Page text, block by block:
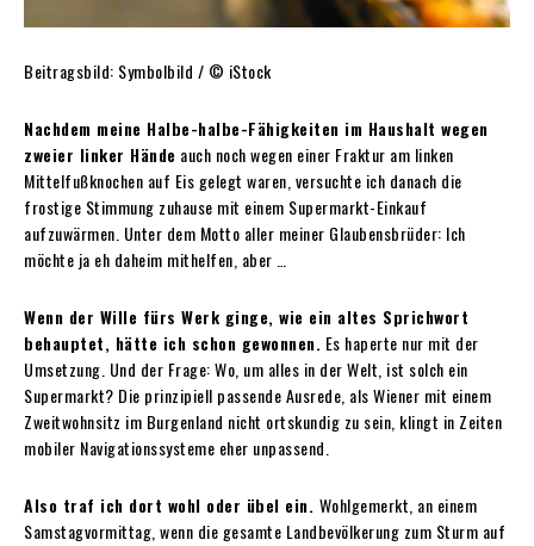
Beitragsbild: Symbolbild / © iStock
Nachdem meine Halbe-halbe-Fähigkeiten im Haushalt wegen
zweier linker Hände auch noch wegen einer Fraktur am linken
Mittelfußknochen auf Eis gelegt waren, versuchte ich danach die
frostige Stimmung zuhause mit einem Supermarkt-Einkauf
aufzuwärmen. Unter dem Motto aller meiner Glaubensbrüder: Ich
möchte ja eh daheim mithelfen, aber …
Wenn der Wille fürs Werk ginge, wie ein altes Sprichwort
behauptet, hätte ich schon gewonnen. Es haperte nur mit der
Umsetzung. Und der Frage: Wo, um alles in der Welt, ist solch ein
Supermarkt? Die prinzipiell passende Ausrede, als Wiener mit einem
Zweitwohnsitz im Burgenland nicht ortskundig zu sein, klingt in Zeiten
mobiler Navigationssysteme eher unpassend.
Also traf ich dort wohl oder übel ein. Wohlgemerkt, an einem
Samstagvormittag, wenn die gesamte Landbevölkerung zum Sturm auf